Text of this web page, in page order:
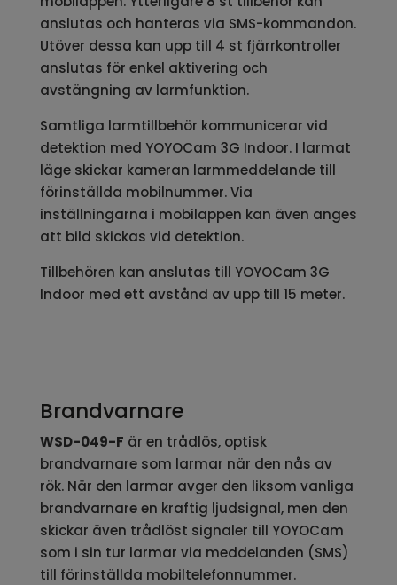
anslutas och hanteras via SMS-kommandon.
Utöver dessa kan upp till 4 st fjärrkontroller
anslutas för enkel aktivering och
avstängning av larmfunktion.
Samtliga larmtillbehör kommunicerar vid
detektion med YOYOCam 3G Indoor. I larmat
läge skickar kameran larmmeddelande till
förinställda mobilnummer. Via
inställningarna i mobilappen kan även anges
att bild skickas vid detektion.
Tillbehören kan anslutas till YOYOCam 3G
Indoor med ett avstånd av upp till 15 meter.
Brandvarnare
WSD-049-F är en trådlös, optisk
brandvarnare som larmar när den nås av
rök. När den larmar avger den liksom vanliga
brandvarnare en kraftig ljudsignal, men den
skickar även trådlöst signaler till YOYOCam
som i sin tur larmar via meddelanden (SMS)
till förinställda mobiltelefonnummer.